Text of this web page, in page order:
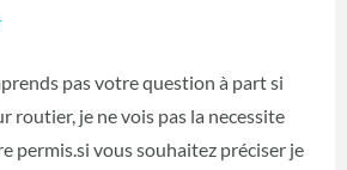
pas votre question à part si
routier, je ne vois pas la necessite
permis.si vous souhaitez préciser je